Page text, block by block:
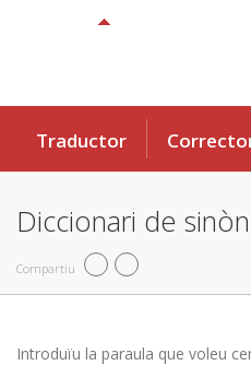
Traductor
Diccionari de
Compartiu
Introduïu la paraula que voleu